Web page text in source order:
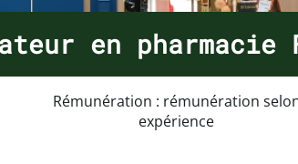
en pharmacie
Rémunération : rémunération
expérience